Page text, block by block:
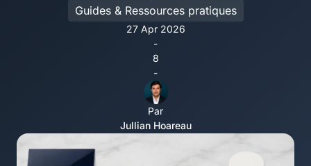
Guides & Ressources pratiques
27 Apr 2026
-
8
-
Par
Jullian Hoareau